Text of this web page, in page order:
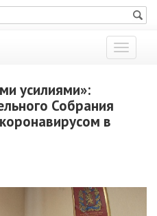
Показать
меню
усилиями»:
Собрания
в